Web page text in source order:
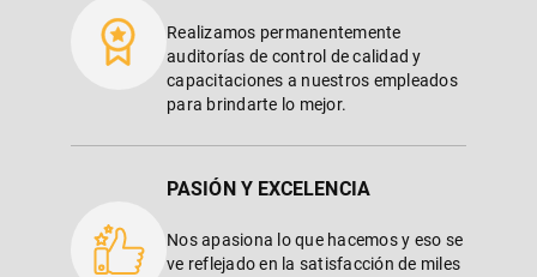
Realizamos permanentemente
auditorías de control de calidad y
capacitaciones a nuestros empleados
para brindarte lo mejor.
PASIÓN Y EXCELENCIA
Nos apasiona lo que hacemos y eso se
ve reflejado en la satisfacción de miles